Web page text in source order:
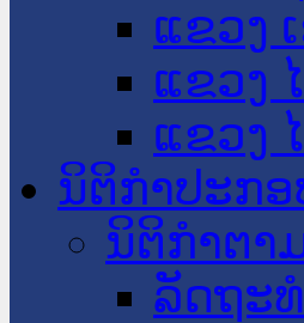
ແຂວງ
ແຂວງ
ແຂວງ
ນິຕິກໍາປະກ
ນິຕິກໍາຕາ
ລັດຖະ